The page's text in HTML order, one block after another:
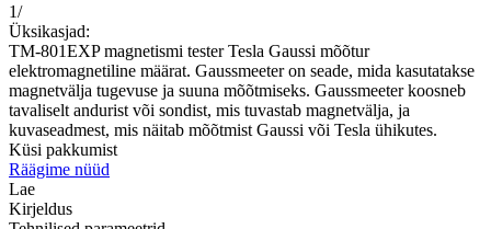
1/
Üksikasjad:
TM-801EXP magnetismi tester Tesla Gaussi mõõtur
elektromagnetiline määrat. Gaussmeeter on seade, mida kasutatakse
magnetvälja tugevuse ja suuna mõõtmiseks. Gaussmeeter koosneb
tavaliselt andurist või sondist, mis tuvastab magnetvälja, ja
kuvaseadmest, mis näitab mõõtmist Gaussi või Tesla ühikutes.
Küsi pakkumist
Räägime nüüd
Lae
Kirjeldus